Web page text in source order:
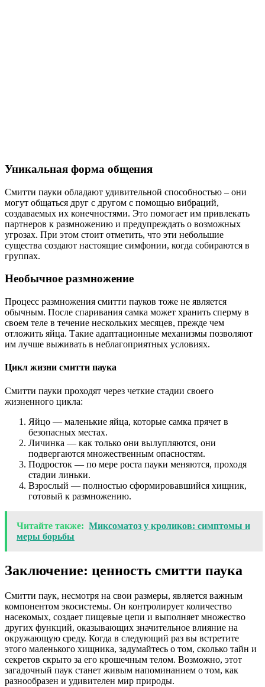
Уникальная форма общения
Смитти пауки обладают удивительной способностью – они
могут общаться друг с другом с помощью вибраций,
создаваемых их конечностями. Это помогает им привлекать
партнеров к размножению и предупреждать о возможных
угрозах. При этом стоит отметить, что эти небольшие
существа создают настоящие симфонии, когда собираются в
группах.
Необычное размножение
Процесс размножения смитти пауков тоже не является
обычным. После спаривания самка может хранить сперму в
своем теле в течение нескольких месяцев, прежде чем
отложить яйца. Такие адаптационные механизмы позволяют
им лучше выживать в неблагоприятных условиях.
Цикл жизни смитти паука
Смитти пауки проходят через четкие стадии своего
жизненного цикла:
Яйцо — маленькие яйца, которые самка прячет в
безопасных местах.
Личинка — как только они вылупляются, они
подвергаются множественным опасностям.
Подросток — по мере роста пауки меняются, проходя
стадии линьки.
Взрослый — полностью сформировавшийся хищник,
готовый к размножению.
Читайте также: Миксоматоз у кроликов: симптомы и
меры борьбы
Заключение: ценность смитти паука
Смитти паук, несмотря на свои размеры, является важным
компонентом экосистемы. Он контролирует количество
насекомых, создает пищевые цепи и выполняет множество
других функций, оказывающих значительное влияние на
окружающую среду. Когда в следующий раз вы встретите
этого маленького хищника, задумайтесь о том, сколько тайн и
секретов скрыто за его крошечным телом. Возможно, этот
загадочный паук станет живым напоминанием о том, как
разнообразен и удивителен мир природы.